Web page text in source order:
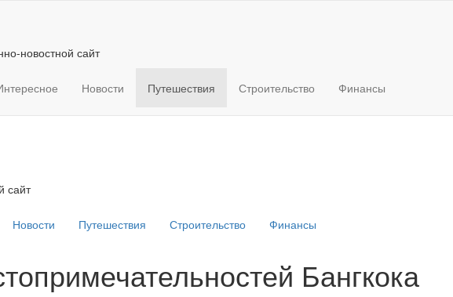
новостной сайт
Новости Путешествия Строительство Финансы
сайт
Новости Путешествия Строительство Финансы
Бангкока